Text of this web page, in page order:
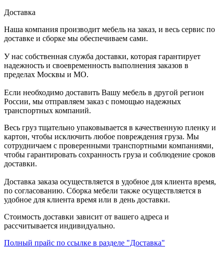
Доставка
Наша компания производит мебель на заказ, и весь сервис по
доставке и сборке мы обеспечиваем сами.
У нас собственная служба доставки, которая гарантирует
надежность и своевременность выполнения заказов в
пределах Москвы и МО.
Если необходимо доставить Вашу мебель в другой регион
России, мы отправляем заказ с помощью надежных
транспортных компаний.
Весь груз тщательно упаковывается в качественную пленку и
картон, чтобы исключить любое повреждения груза. Мы
сотрудничаем с проверенными транспортными компаниями,
чтобы гарантировать сохранность груза и соблюдение сроков
доставки.
Доставка заказа осуществляется в удобное для клиента время,
по согласованию. Сборка мебели также осуществляется в
удобное для клиента время или в день доставки.
Стоимость доставки зависит от вашего адреса и
рассчитывается индивидуально.
Полный прайс по ссылке в разделе "Доставка"